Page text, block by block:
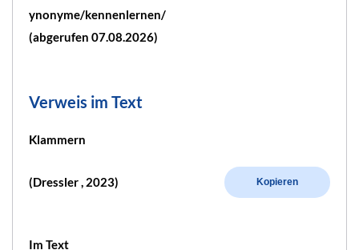
ynonyme/kennenlernen/
(abgerufen 07.08.2026)
Verweis im Text
Klammern
(Dressler , 2023) Kopieren
Im Text